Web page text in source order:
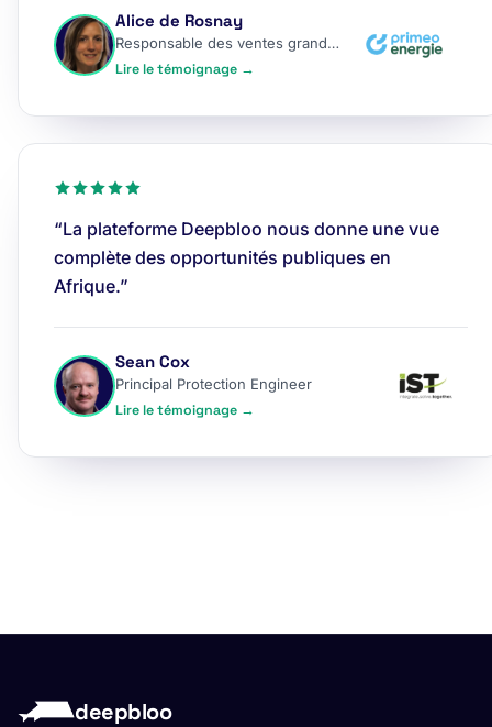
Alice de Rosnay
Responsable des ventes grands comptes
Lire le témoignage →
“La plateforme Deepbloo nous donne une vue
complète des opportunités publiques en
Afrique.”
Sean Cox
Principal Protection Engineer
Lire le témoignage →
deepbloo